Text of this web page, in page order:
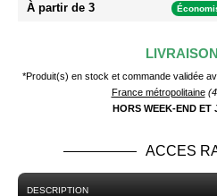
À partir de 3
*Produit(s) en stock et commande validée
France métropolitaine
HORS WEEK-END ET
ACCES
DESCRIPTION